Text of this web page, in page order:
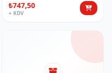
₺747,50
+ KDV